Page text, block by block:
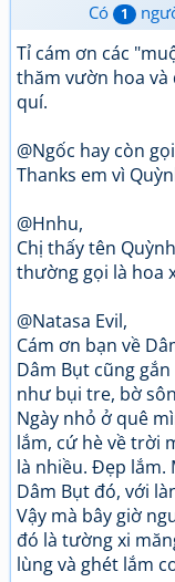
Có
1
Tỉ cám ơn các
thăm vườn hoa và
quí.
@Ngốc hay còn
Thanks em vì
@Hnhu,
Chị thấy tên
thường gọi là hoa
@Natasa Evil,
Cám ơn bạn về
Dâm Bụt cũng
như bụi tre, bờ
Ngày nhỏ ở quê
lắm, cứ hè về trời
là nhiều. Đẹp lắm.
Dâm Bụt đó, với
Vậy mà bây giờ
đó là tường xi
lùng và ghét lắm